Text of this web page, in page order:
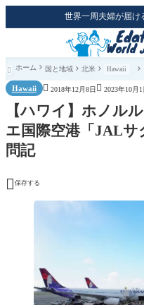
世界一周夫婦が届け
 ホーム 国と地域 北米 Hawaii
Hawaii  2018年12月8日  2023年10月1
【ハワイ】ホノル
エ国際空港「JAL
問記
 保存する